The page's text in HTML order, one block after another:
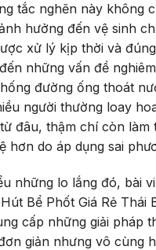
tắc nghẽn này không
hưởng đến vệ sinh
xử lý kịp thời và
những vấn đề
đường ống thoát
người thường loay
đâu, thậm chí còn làm
hơn do áp dụng sai
những lo lắng đó, bài
Bể Phốt Giá Rẻ Thái
cấp những giải pháp
giản nhưng vô cùng